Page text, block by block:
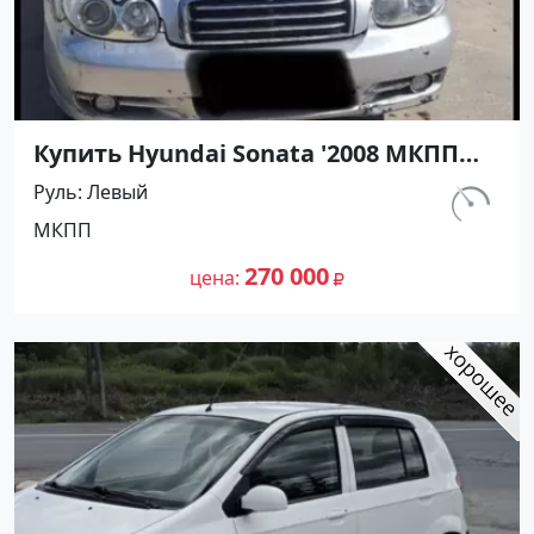
Купить Hyundai Sonata '2008 МКПП
(2000/137 л.с.) Бензин инжектор
Кореновск цвет Серый Седан по
цене 270000 рублей, объявление
№27362 на сайте Авторынок23
км.
Руль Левый
МКПП
цена 270 000